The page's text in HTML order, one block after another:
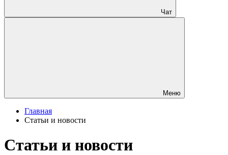
Чат
Меню
Главная
Статьи и новости
Статьи и новости